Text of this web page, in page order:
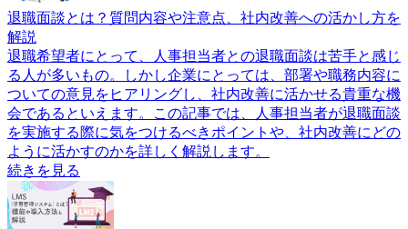
退職面談とは？質問内容や注意点、社内改善への活かし方を
解説
退職希望者にとって、人事担当者との退職面談は苦手と感じ
る人が多いもの。しかし企業にとっては、部署や職務内容に
ついての意見をヒアリングし、社内改善に活かせる貴重な機
会であるといえます。この記事では、人事担当者が退職面談
を実施する際に気をつけるべきポイントや、社内改善にどの
ように活かすのかを詳しく解説します。
続きを見る